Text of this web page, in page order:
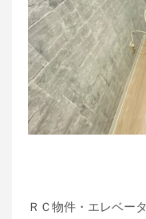
ＲＣ物件・エレベー